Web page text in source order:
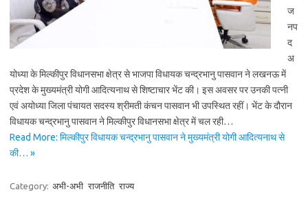
ज
नप
द
अ
योध्या के मिल्कीपुर विधानसभा क्षेत्र से भाजपा विधायक चन्द्रभानु पासवान ने लखनऊ में
प्रदेश के मुख्यमंत्री योगी आदित्यनाथ से शिष्टाचार भेंट की। इस अवसर पर उनकी पत्नी
एवं अयोध्या जिला पंचायत सदस्य श्रीमती कंचन पासवान भी उपस्थित रहीं। भेंट के दौरान
विधायक चन्द्रभानु पासवान ने मिल्कीपुर विधानसभा क्षेत्र में चल रही…
Read More: मिल्कीपुर विधायक चन्द्रभानु पासवान ने मुख्यमंत्री योगी आदित्यनाथ से
की… »
Category: अभी-अभी राजनीति राज्य